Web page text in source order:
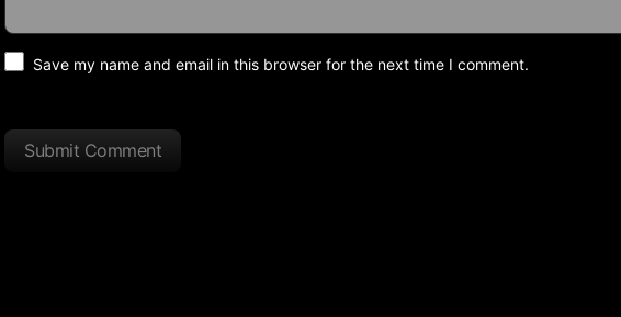
Save my name and email in this browser for the next time I comment.
Submit Comment